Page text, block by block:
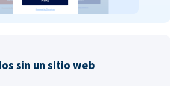
sin un sitio web